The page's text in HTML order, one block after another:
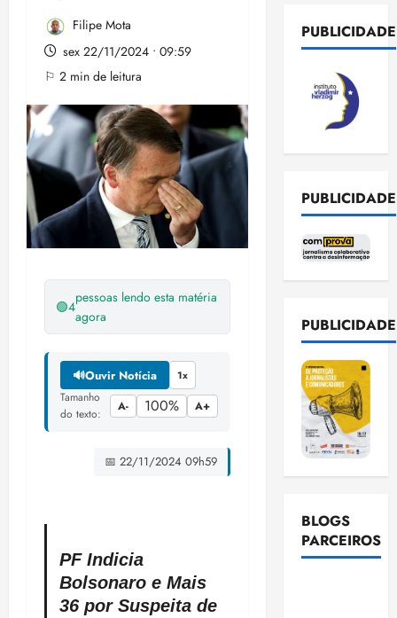
Filipe Mota
sex 22/11/2024 • 09:59
⚐ 2 min de leitura
🟢4
pessoas lendo esta matéria
agora
🔊Ouvir Notícia 1x
Tamanho
do texto:
A- 100% A+
📅 22/11/2024 09h59
PF Indicia
Bolsonaro e Mais
36 por Suspeita de
PUBLICIDADE
PUBLICIDADE
PUBLICIDADE
BLOGS
PARCEIROS